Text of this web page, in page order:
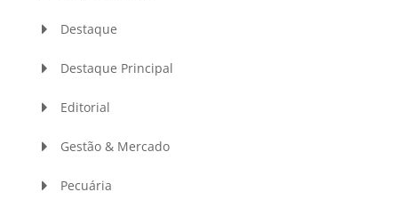
Destaque
Destaque Principal
Editorial
Gestão & Mercado
Pecuária